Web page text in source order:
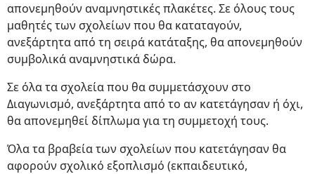
απονεμηθούν αναμνηστικές πλακέτες. Σε όλους τους
μαθητές των σχολείων που θα καταταγούν,
ανεξάρτητα από τη σειρά κατάταξης, θα απονεμηθούν
συμβολικά αναμνηστικά δώρα.
Σε όλα τα σχολεία που θα συμμετάσχουν στο
Διαγωνισμό, ανεξάρτητα από το αν κατετάγησαν ή όχι,
θα απονεμηθεί δίπλωμα για τη συμμετοχή τους.
Όλα τα βραβεία των σχολείων που κατετάγησαν θα
αφορούν σχολικό εξοπλισμό (εκπαιδευτικό,